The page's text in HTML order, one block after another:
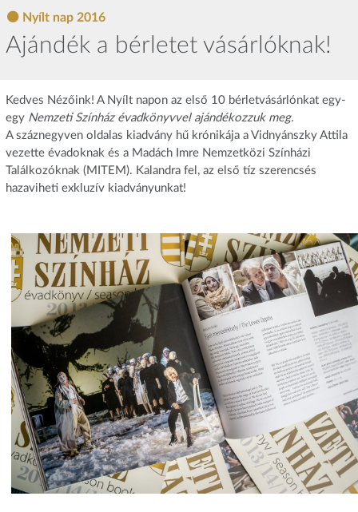
Nyílt nap 2016
Ajándék a bérletet vásárlóknak!
Kedves Nézőink! A Nyílt napon az első 10 bérletvásárlónkat egy-
egy Nemzeti Színház évadkönyvvel ajándékozzuk meg.
A száznegyven oldalas kiadvány hű krónikája a Vidnyánszky Attila
vezette évadoknak és a Madách Imre Nemzetközi Színházi
Találkozóknak (MITEM). Kalandra fel, az első tíz szerencsés
hazaviheti exkluzív kiadványunkat!